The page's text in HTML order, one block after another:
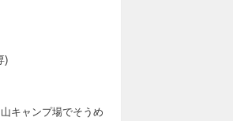
)
キャンプ場でそうめ